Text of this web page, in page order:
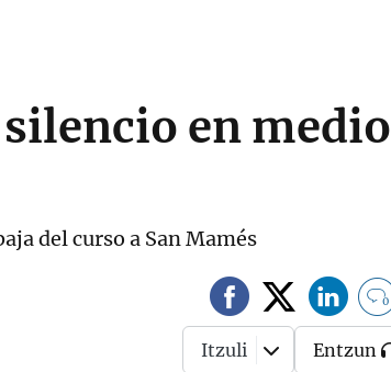
en medio
del curso a San Mamés
0
Itzuli Entzun